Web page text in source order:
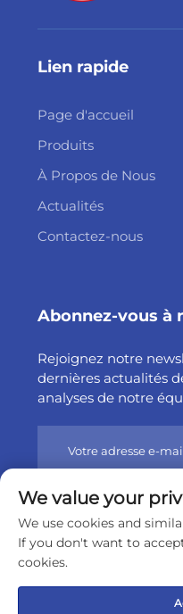
Lien rapide
Page d'accueil
Produits
À Propos de Nous
Actualités
Contactez-nous
Abonnez-vous à
Rejoignez notre
dernières actualités
analyses de notre
Droits d'auteur © 2025 par
Company Limited
We value your
We use cookies and
If you don't want to
cookies.